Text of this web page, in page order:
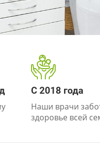
С 2018 года
Наши врачи
здоровье всей